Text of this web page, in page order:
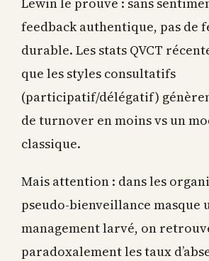
feedback authentique, pas de
durable. Les stats QVCT
que les styles consultatifs
(participatif/délégatif)
de turnover en moins vs un
classique.
Mais attention : dans les
pseudo-bienveillance masque
management larvé, on
paradoxalement les taux